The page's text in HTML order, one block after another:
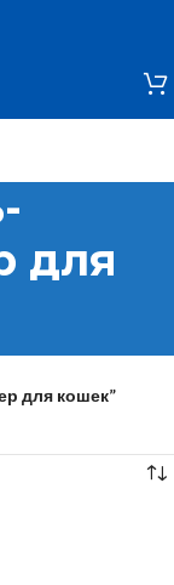
для
для кошек”